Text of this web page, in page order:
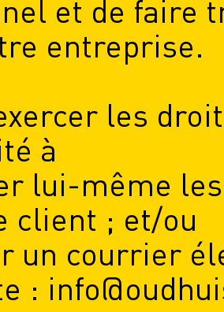
et de faire
entreprise.
les
à
lui-même
client ; et/ou
un courrier
: